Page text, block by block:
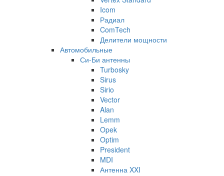
Icom
Радиал
ComTech
Делители мощности
Автомобильные
Си-Би антенны
Turbosky
Sirus
Sirio
Vector
Alan
Lemm
Opek
Optim
President
MDI
Антенна XXI